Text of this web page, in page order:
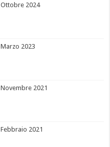
Ottobre 2024
2023
2021
2021